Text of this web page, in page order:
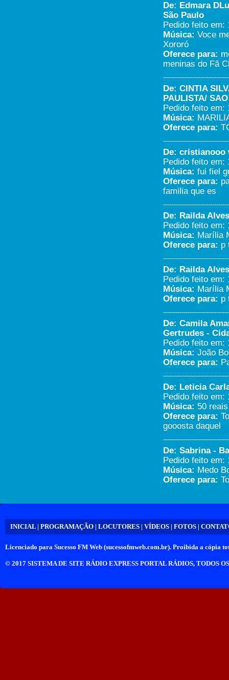
De: Edmara
São Paulo
Pedido feito em:
Música: Voce
Xororó
Oferece para:
meninas do Fã
De: CINTIA
PAULISTA/
Pedido feito em:
Música:
Oferece para:
De: cristianooo
Pedido feito em:
Música: fui fiel
Oferece para:
familia que es
De: Railda
Pedido feito em:
Música: Marília
Oferece para: p
De: Railda
Pedido feito em:
Música: Marília
Oferece para: p
De: Camila
Gertrudes -
Pedido feito em:
Música: João
Oferece para:
De: Leticia
Pedido feito em:
Música: 50
Oferece para:
gooosta daquel
De: Sabrina -
Pedido feito em:
Música: Medo
Oferece para:
INICIAL PROGRAMAÇÃO LOCUTORES VÍDEOS FOTOS
Licenciado para Sucesso FM Web (sucessofmweb.com.br). Proibida a cópia
© 2017 SISTEMA DE SITE RÁDIO EXPRESS PORTAL RÁDIOS, TODOS